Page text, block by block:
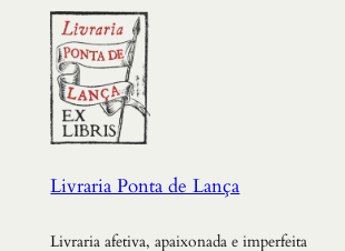
Livraria Ponta de Lança
Livraria afetiva, apaixonada e imperfeita